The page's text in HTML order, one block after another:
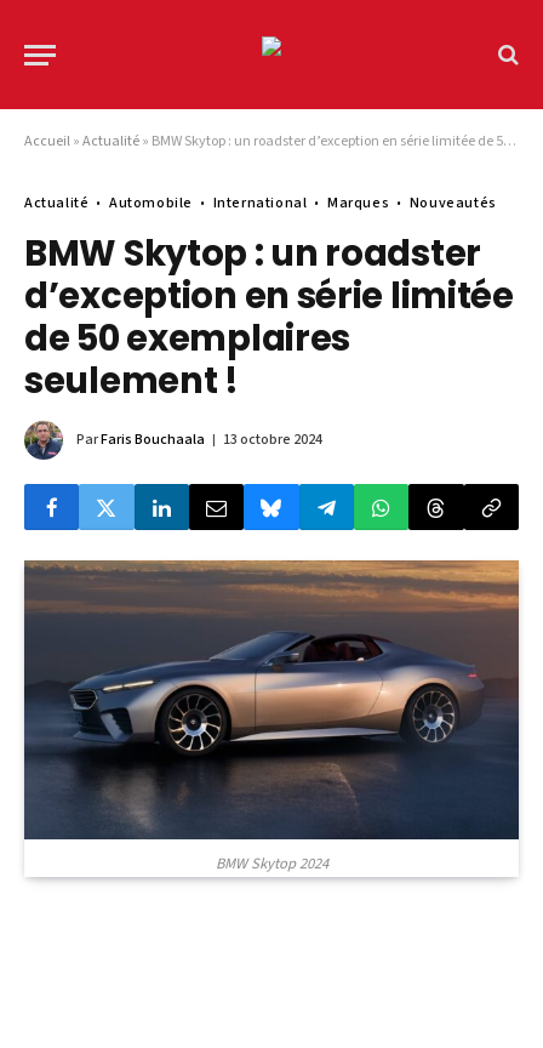
Accueil»Actualité» BMW Skytop : un roadster d’exception en série limitée de 50 exemplaires seulement !
Actualité Automobile International Marques Nouveautés
BMW Skytop : un roadster
d’exception en série limitée
de 50 exemplaires
seulement !
ParFaris Bouchaala 13 octobre 2024
BMW Skytop 2024